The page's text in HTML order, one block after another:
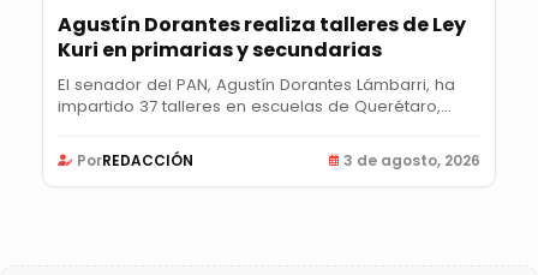
Agustín Dorantes realiza talleres de Ley
Kuri en primarias y secundarias
El senador del PAN, Agustín Dorantes Lámbarri, ha
impartido 37 talleres en escuelas de Querétaro,...
PorREDACCIÓN 3 de agosto, 2026